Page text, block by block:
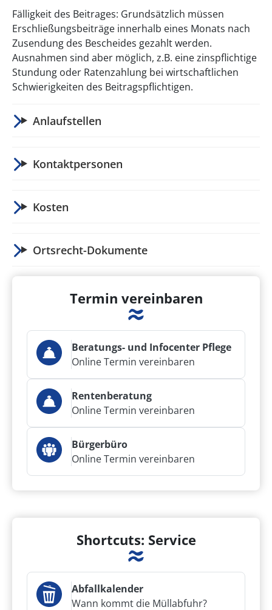
Fälligkeit des Beitrages: Grundsätzlich müssen
Erschließungsbeiträge innerhalb eines Monats nach
Zusendung des Bescheides gezahlt werden.
Ausnahmen sind aber möglich, z.B. eine zinspflichtige
Stundung oder Ratenzahlung bei wirtschaftlichen
Schwierigkeiten des Beitragspflichtigen.
Anlaufstellen
Kontaktpersonen
Kosten
Ortsrecht-Dokumente
Termin vereinbaren
Beratungs- und Infocenter Pflege
Online Termin vereinbaren
Rentenberatung
Online Termin vereinbaren
Bürgerbüro
Online Termin vereinbaren
Shortcuts: Service
Abfallkalender
Wann kommt die Müllabfuhr?